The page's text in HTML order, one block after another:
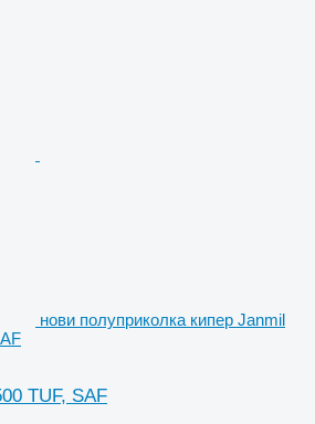
нови полуприколка кипер Janmil
TUF, SAF